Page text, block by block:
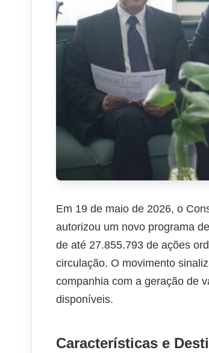
Em 19 de maio de 2026, o
autorizou um novo programa
de até 27.855.793 de ações
circulação. O movimento
companhia com a geração de
disponíveis.
Características e